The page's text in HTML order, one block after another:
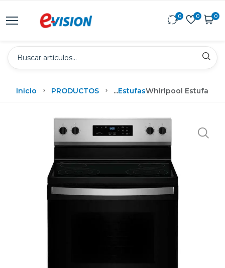
0 0 0
Inicio PRODUCTOS ...EstufasWhirlpool Estufa